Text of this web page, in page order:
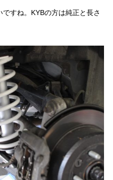
すね。KYBの方は純正と長さ